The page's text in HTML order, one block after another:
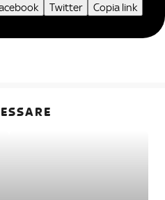
Twitter Copia link